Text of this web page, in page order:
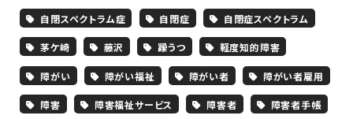
自閉スペクトラム症 自閉症 自閉症スペクトラム
茅ケ崎 藤沢 躁うつ 軽度知的障害
障がい 障がい福祉 障がい者 障がい者雇用
障害 障害福祉サービス 障害者 障害者手帳